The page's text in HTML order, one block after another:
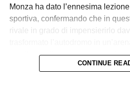
Monza ha dato l’ennesima
sportiva, confermando che in
rivale in grado di impensierirlo
un altro sigillo a una carriera che
CONTINUE